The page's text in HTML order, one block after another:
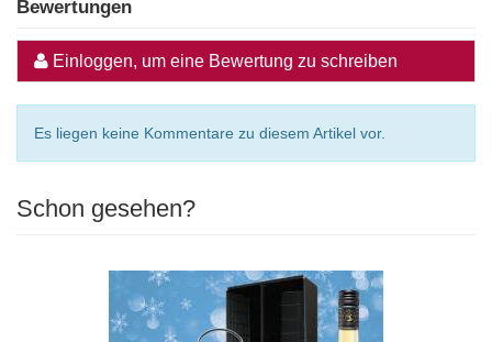
Bewertungen
Einloggen, um eine Bewertung zu schreiben
Es liegen keine Kommentare zu diesem Artikel vor.
Schon gesehen?